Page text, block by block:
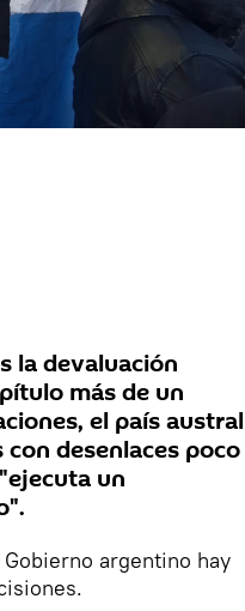
la devaluación
más de un
el país austral
desenlaces poco
un
argentino hay